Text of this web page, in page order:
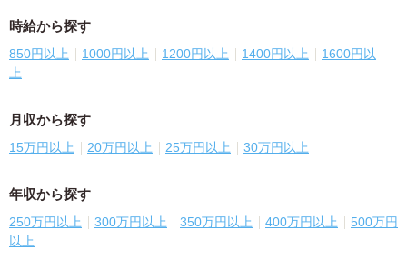
時給から探す
850円以上 1000円以上 1200円以上 1400円以上
1600円以
上
月収から探す
15万円以上 20万円以上 25万円以上 30万円以上
年収から探す
250万円以上 300万円以上 350万円以上 400万円以上
500万円
以上